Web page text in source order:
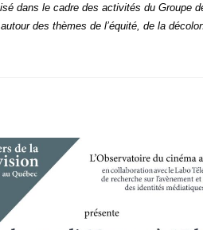
dans le cadre des acti­vi­tés du Groupe
des thèmes de l’équité, de la